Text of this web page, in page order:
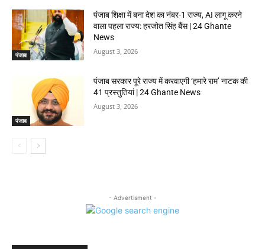
पंजाब
पंजाब शिक्षा में बना देश का नंबर-1 राज्य, AI लागू करने
वाला पहला राज्य: हरजोत सिंह बैंस | 24 Ghante
News
August 3, 2026
पंजाब
पंजाब सरकार पूरे राज्य में करवाएगी ‘हमारे राम’ नाटक की
41 प्रस्तुतियां | 24 Ghante News
August 3, 2026
- Advertisment -